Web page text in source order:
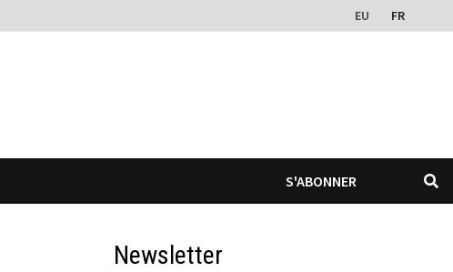
EU FR
S'ABONNER
Newsletter